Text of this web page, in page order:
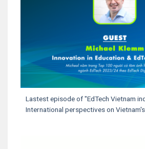
Lastest episode of "EdTech Vietnam
International perspectives on Vietnam's